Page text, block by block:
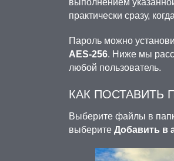
выполнением
практически сразу,
Пароль можно
AES-256. Ниже мы
любой пользователь.
КАК ПОСТАВИТЬ
Выберите файлы в
выберите Добавить в